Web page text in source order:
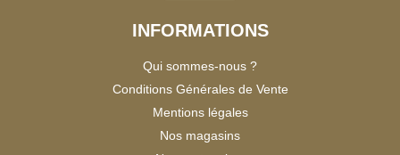
INFORMATIONS
Qui sommes-nous ?
Conditions Générales de Vente
Mentions légales
Nos magasins